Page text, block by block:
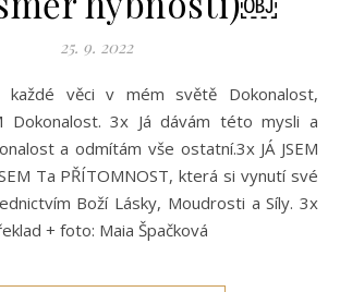
25. 9. 2022
Dokonalost. 3x Já dávám této mysli a
a odmítám vše ostatní.3x JÁ JSEM
Ta PŘÍTOMNOST, která si vynutí své
Boží Lásky, Moudrosti a Síly. 3x
+ foto: Maia Špačková